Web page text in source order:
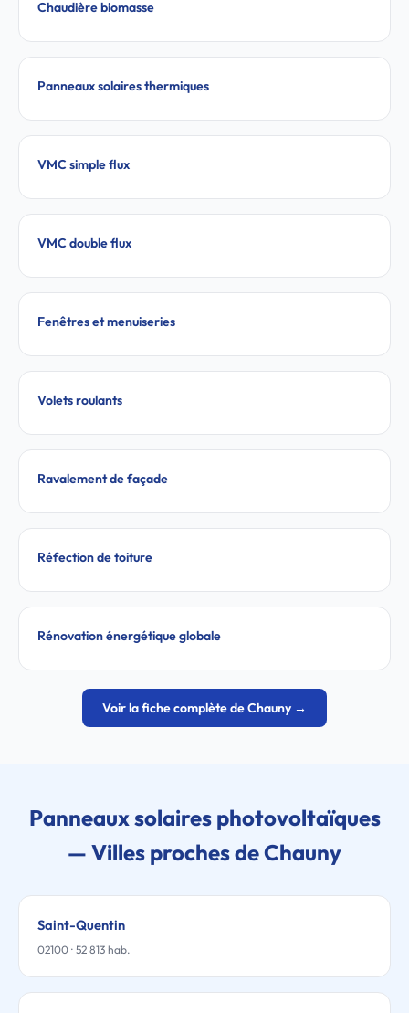
Chaudière biomasse
Panneaux solaires thermiques
VMC simple flux
VMC double flux
Fenêtres et menuiseries
Volets roulants
Ravalement de façade
Réfection de toiture
Rénovation énergétique globale
Voir la fiche complète de Chauny →
Panneaux solaires photovoltaïques
— Villes proches de Chauny
Saint-Quentin
02100 · 52 813 hab.